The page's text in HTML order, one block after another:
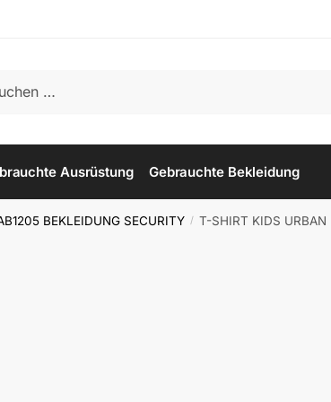
Ausrüstung Gebrauchte Bekleidung
BEKLEIDUNG SECURITY / T-SHIRT KIDS URBAN